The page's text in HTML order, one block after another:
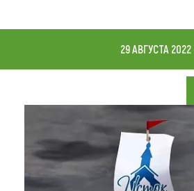
Что привезти (сувениры)
О регионе
Коллекция впечатлений
29 АВГУСТА 2022